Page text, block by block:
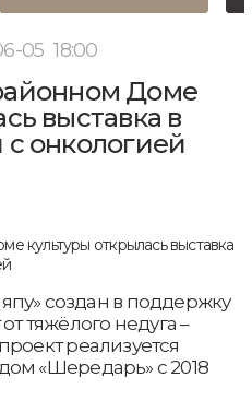
05 18:00
Доме
выставка в
онкологией
создан в поддержку
тяжёлого недуга –
реализуется
«Шередарь» с 2018